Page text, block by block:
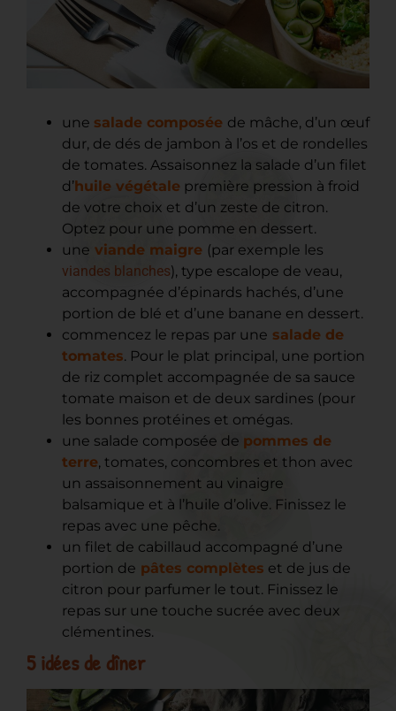
une salade composée de mâche, d’un œuf
dur, de dés de jambon à l’os et de rondelles
de tomates. Assaisonnez la salade d’un filet
d’huile végétale première pression à froid
de votre choix et d’un zeste de citron.
Optez pour une pomme en dessert.
une viande maigre (par exemple les
viandes blanches), type escalope de veau,
accompagnée d’épinards hachés, d’une
portion de blé et d’une banane en dessert.
commencez le repas par une salade de
tomates. Pour le plat principal, une portion
de riz complet accompagnée de sa sauce
tomate maison et de deux sardines (pour
les bonnes protéines et omégas.
une salade composée de pommes de
terre, tomates, concombres et thon avec
un assaisonnement au vinaigre
balsamique et à l’huile d’olive. Finissez le
repas avec une pêche.
un filet de cabillaud accompagné d’une
portion de pâtes complètes et de jus de
citron pour parfumer le tout. Finissez le
repas sur une touche sucrée avec deux
clémentines.
5 idées de dîner